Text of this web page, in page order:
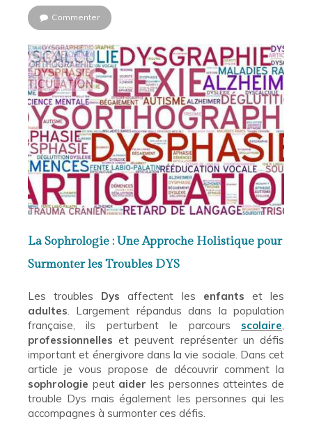
Commenter
La Sophrologie : Une Approche Holistique pour
Surmonter les Troubles DYS
Les troubles Dys affectent les enfants et les
adultes. Largement répandus dans la population
française, ils perturbent le parcours
scolaire,
professionnelles et peuvent représenter un défis
important et énergivore dans la vie sociale. Dans cet
article je vous propose de découvrir comment la
sophrologie peut aider les personnes atteintes de
trouble Dys mais également les personnes qui les
accompagnes à surmonter ces défis.